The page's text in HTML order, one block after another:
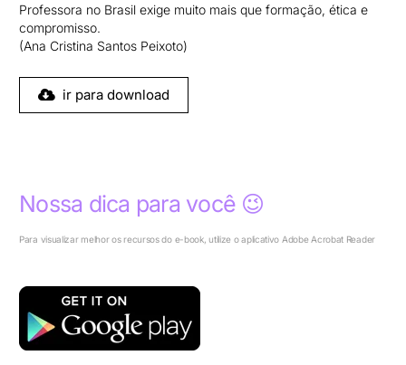
Professora no Brasil exige muito mais que formação, ética e
compromisso.
(Ana Cristina Santos Peixoto)
ir para download
Nossa dica para você 😉
Para visualizar melhor os recursos do e-book, utilize o aplicativo Adobe Acrobat Reader